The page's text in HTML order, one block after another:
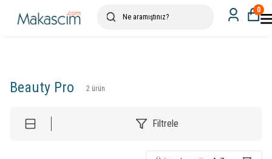
0
Beauty Pro 2 ürün
Filtrele